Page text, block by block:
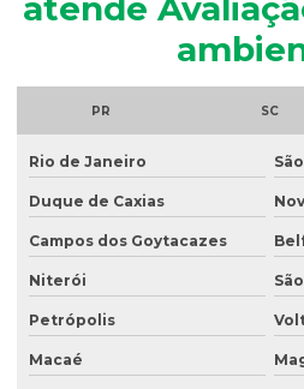
Análise microbiológica de água para
Análise microbiológica do esgoto
Análise de ph do solo
Análise de potabilidade da água
Análise química do solo
Análise de sólidos em efluentes
Análise de solo amostragem
Análise de solo completa
Análise de solo para construção
atende
PR SC
Rio de Janeiro
Duque de Caxias
Campos dos Goytacazes
Niterói
Petrópolis
Macaé